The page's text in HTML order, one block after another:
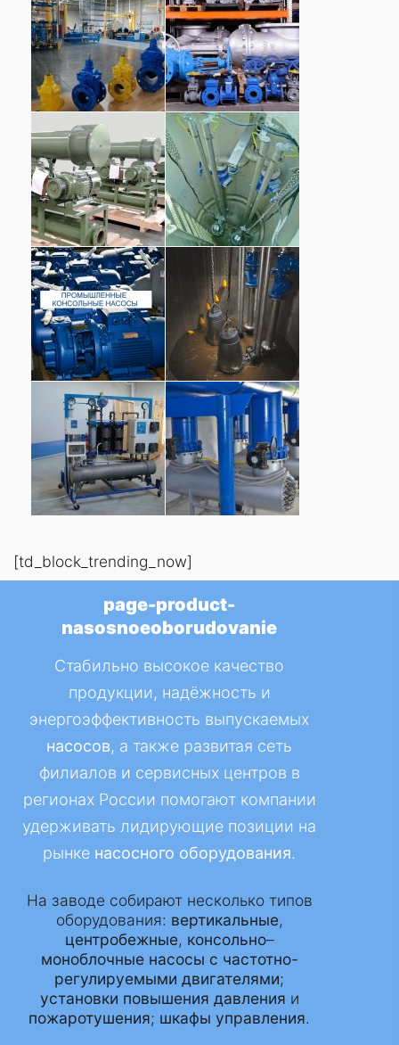
[td_block_trending_now]
page-product-
nasosnoeoborudovanie
Стабильно высокое качество
продукции, надёжность и
энергоэффективность выпускаемых
насосов, а также развитая сеть
филиалов и сервисных центров в
регионах России помогают компании
удерживать лидирующие позиции на
рынке насосного оборудования.
На заводе собирают несколько типов
оборудования: вертикальные,
центробежные, консольно–
моноблочные насосы с частотно-
регулируемыми двигателями;
установки повышения давления и
пожаротушения; шкафы управления.